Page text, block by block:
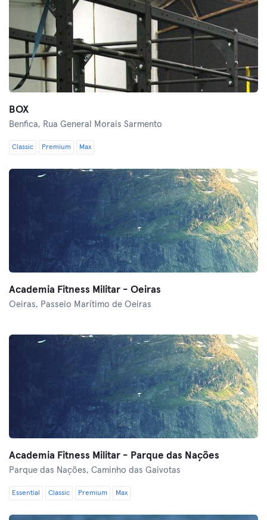
BOX
Benfica, Rua General Morais Sarmento
Classic Premium Max
Academia Fitness Militar - Oeiras
Oeiras, Passeio Marítimo de Oeiras
Academia Fitness Militar - Parque das Nações
Parque das Nações, Caminho das Gaivotas
Essential Classic Premium Max